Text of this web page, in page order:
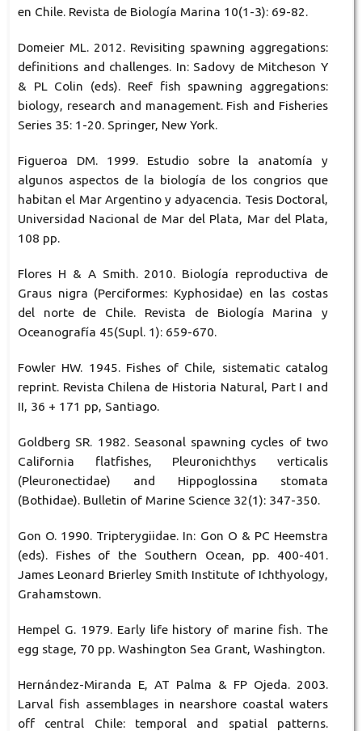
en Chile. Revista de Biología Marina 10(1-3): 69-82.
Domeier ML. 2012. Revisiting spawning aggregations:
definitions and challenges. In: Sadovy de Mitcheson Y
& PL Colin (eds). Reef fish spawning aggregations:
biology, research and management. Fish and Fisheries
Series 35: 1-20. Springer, New York.
Figueroa DM. 1999. Estudio sobre la anatomía y
algunos aspectos de la biología de los congrios que
habitan el Mar Argentino y adyacencia. Tesis Doctoral,
Universidad Nacional de Mar del Plata, Mar del Plata,
108 pp.
Flores H & A Smith. 2010. Biología reproductiva de
Graus nigra (Perciformes: Kyphosidae) en las costas
del norte de Chile. Revista de Biología Marina y
Oceanografía 45(Supl. 1): 659-670.
Fowler HW. 1945. Fishes of Chile, sistematic catalog
reprint. Revista Chilena de Historia Natural, Part I and
II, 36 + 171 pp, Santiago.
Goldberg SR. 1982. Seasonal spawning cycles of two
California flatfishes, Pleuronichthys verticalis
(Pleuronectidae) and Hippoglossina stomata
(Bothidae). Bulletin of Marine Science 32(1): 347-350.
Gon O. 1990. Tripterygiidae. In: Gon O & PC Heemstra
(eds). Fishes of the Southern Ocean, pp. 400-401.
James Leonard Brierley Smith Institute of Ichthyology,
Grahamstown.
Hempel G. 1979. Early life history of marine fish. The
egg stage, 70 pp. Washington Sea Grant, Washington.
Hernández-Miranda E, AT Palma & FP Ojeda. 2003.
Larval fish assemblages in nearshore coastal waters
off central Chile: temporal and spatial patterns.